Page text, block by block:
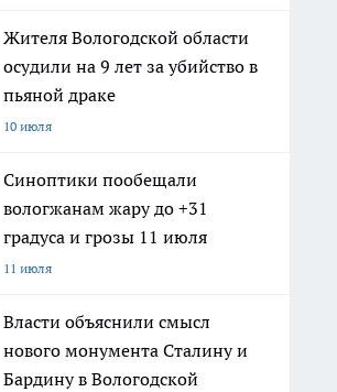
Жителя Вологодской области
осудили на 9 лет за убийство в
пьяной драке
10 июля
Синоптики пообещали
вологжанам жару до +31
градуса и грозы 11 июля
11 июля
Власти объяснили смысл
нового монумента Сталину и
Бардину в Вологодской